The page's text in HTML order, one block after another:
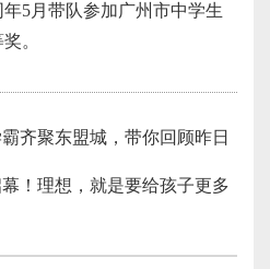
5月带队参加广州市中学生
。
齐聚东盟城，带你回顾昨日
！理想，就是要给孩子更多